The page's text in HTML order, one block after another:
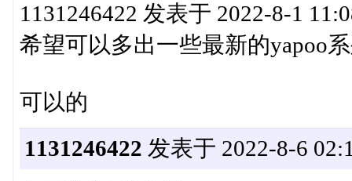
1131246422 发表于 2022-8-1
希望可以多出一些最新的yapoo
可以的
1131246422 发表于 2022-8-6